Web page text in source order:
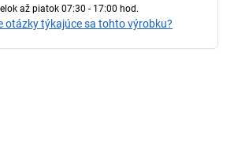
až piatok 07:30 - 17:00 hod.
otázky týkajúce sa tohto výrobku?